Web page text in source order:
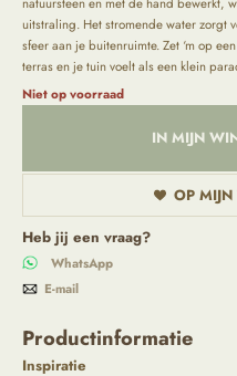
uitstraling. Het stromende water zorgt
sfeer aan je buitenruimte. Zet ‘m op
terras en je tuin voelt als een klein
Niet op voorraad
IN MIJN
OP MIJN
Heb jij een vraag?
WhatsApp
E-mail
Productinformatie
Inspiratie